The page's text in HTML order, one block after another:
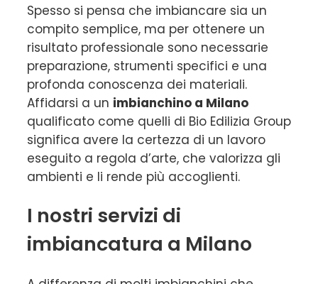
Spesso si pensa che imbiancare sia un
compito semplice, ma per ottenere un
risultato professionale sono necessarie
preparazione, strumenti specifici e una
profonda conoscenza dei materiali.
Affidarsi a un imbianchino a Milano
qualificato come quelli di Bio Edilizia Group
significa avere la certezza di un lavoro
eseguito a regola d’arte, che valorizza gli
ambienti e li rende più accoglienti.
I nostri servizi di
imbiancatura a Milano